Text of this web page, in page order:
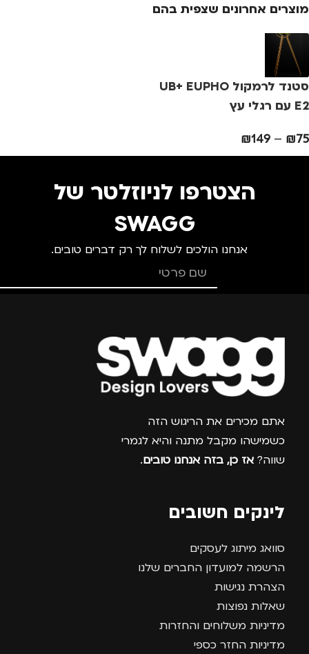
מוצרים אחרונים שצפית בהם
סטנד לרמקול UB+ EUPHO
E2 עם רגלי עץ
₪75
–
₪149
הצטרפו לניוזלטר של
SWAGG
אנחנו הולכים לשלוח לך רק דברים טובים.
צרפו אותי למועדון
אתם מכירים את הריגוש הזה
כשמישהו מקבל מתנה והיא לגמרי
שווה? אז כן, בזה אנחנו טובים.
לינקים חשובים
סוואג מיתוג לעסקים
הרשמה למועדון החברים שלנו
הצהרת נגישות
שאלות נפוצות
מדיניות משלוחים והחזרות
מדיניות החזר כספי